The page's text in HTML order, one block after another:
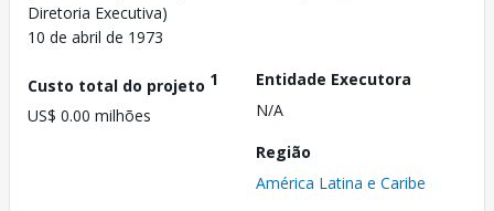
Diretoria Executiva)
10 de abril de 1973
Custo total do projeto 1
US$ 0.00 milhões
Entidade Executora
N/A
Região
América Latina e Caribe